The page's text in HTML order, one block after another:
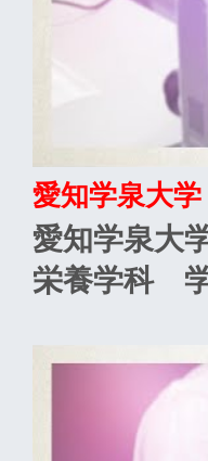
愛知学泉大学
愛知学泉大
栄養学科 学